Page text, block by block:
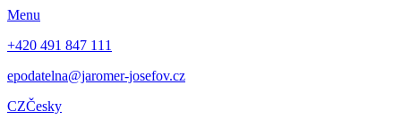
Menu
+420 491 847 111
epodatelna@jaromer-josefov.cz
CZČesky